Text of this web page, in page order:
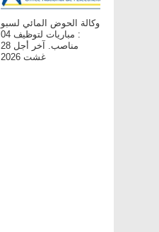
وكالة الحوض المائي لسبو
: مباريات لتوظيف 04
مناصب. آخر أجل 28
غشت 2026